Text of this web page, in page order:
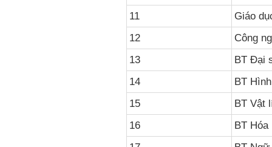
11
Giáo
12
Công
13
BT Đại
14
BT
15
BT Vật
16
BT Hóa